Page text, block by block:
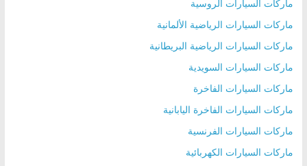
ماركات السيارات الروسية
ماركات السيارات الرياضية الألمانية
ماركات السيارات الرياضية البريطانية
ماركات السيارات السويدية
ماركات السيارات الفاخرة
ماركات السيارات الفاخرة اليابانية
ماركات السيارات الفرنسية
ماركات السيارات الكهربائية